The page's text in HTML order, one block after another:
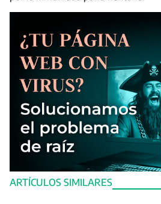
ARTÍCULOS SIMILARES